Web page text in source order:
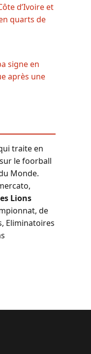
d’Ivoire et
quarts de
signe en
après une
traite en
le foorball
Monde.
Lions
de
Eliminatoires